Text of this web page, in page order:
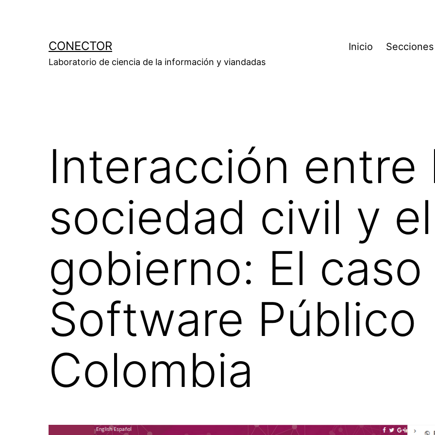
CONECTOR
Laboratorio de ciencia de la información y viandadas
Inicio Secciones
Interacción entre
sociedad civil y el
gobierno: El
Software Público
Colombia